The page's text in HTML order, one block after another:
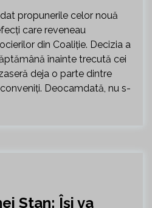
propunerile celor nouă
care reveneau
din Coaliție. Decizia a
înainte trecută cei
deja o parte dintre
Deocamdată, nu s-
Stan: Își va